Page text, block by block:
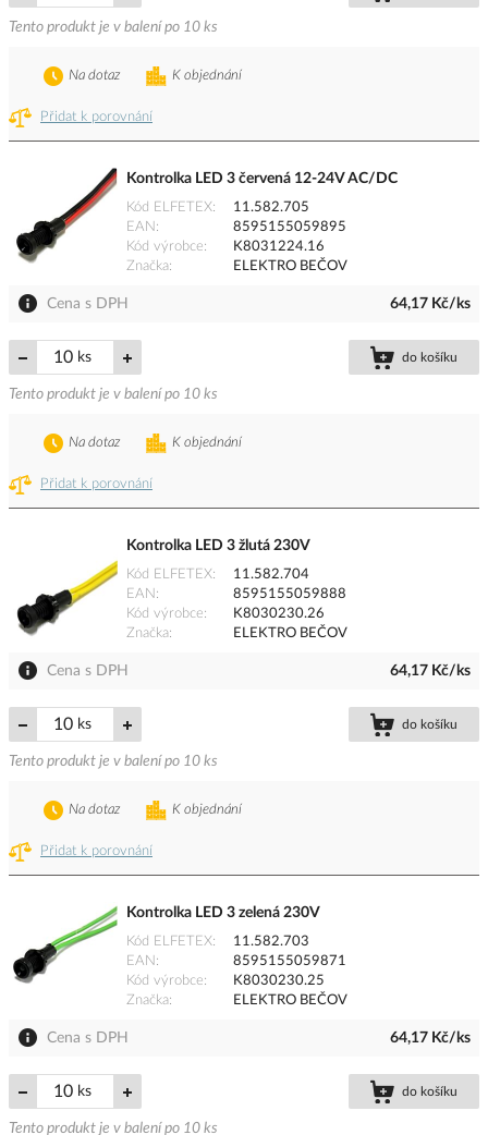
Tento produkt je v balení po 10 ks
Přidat k porovnání
K objednání
Na dotaz
Kontrolka LED 3 červená 12-24V AC/DC
Kód ELFETEX
11.582.705
EAN
8595155059895
Kód výrobce
K8031224.16
Značka
ELEKTRO BEČOV
Cena s DPH 64,17 Kč/ks
ks do košíku
Tento produkt je v balení po 10 ks
Přidat k porovnání
K objednání
Na dotaz
Kontrolka LED 3 žlutá 230V
Kód ELFETEX
11.582.704
EAN
8595155059888
Kód výrobce
K8030230.26
Značka
ELEKTRO BEČOV
Cena s DPH 64,17 Kč/ks
ks do košíku
Tento produkt je v balení po 10 ks
Přidat k porovnání
K objednání
Na dotaz
Kontrolka LED 3 zelená 230V
Kód ELFETEX
11.582.703
EAN
8595155059871
Kód výrobce
K8030230.25
Značka
ELEKTRO BEČOV
Cena s DPH 64,17 Kč/ks
ks do košíku
Tento produkt je v balení po 10 ks